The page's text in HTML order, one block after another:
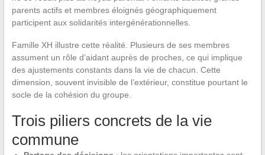
parents actifs et membres éloignés géographiquement
participent aux solidarités intergénérationnelles.
Famille XH illustre cette réalité. Plusieurs de ses membres
assument un rôle d’aidant auprès de proches, ce qui implique
des ajustements constants dans la vie de chacun. Cette
dimension, souvent invisible de l’extérieur, constitue pourtant le
socle de la cohésion du groupe.
Trois piliers concrets de la vie
commune